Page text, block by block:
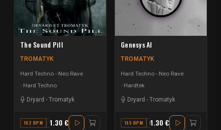
The Sound Pill
TROMATYK
Hard Techno - Neo Rave
Hard Techno
Dryard - Tromatyk
162 BPM G1.30 €
Genesys AI
TROMATYK
Hard Techno - Neo Rave
Hardtek
Dryard - Tromatyk
155 BPM F1.30 €